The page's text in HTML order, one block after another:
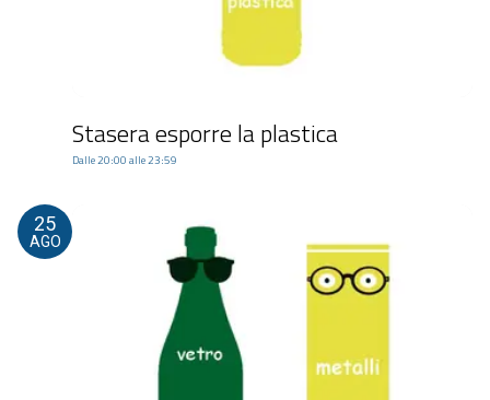
Stasera esporre la plastica
Dalle 20:00 alle 23:59
25
AGO